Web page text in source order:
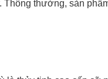
thường, sản